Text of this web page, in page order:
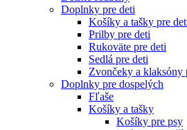
Doplnky pre deti
Košíky a tašky pre
Prilby pre deti
Rukoväte pre deti
Sedlá pre deti
Zvončeky a klaksóny
Doplnky pre dospelých
Fľaše
Košíky a tašky
Košíky pre psy